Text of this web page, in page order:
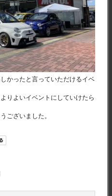
かったと言っていただけるイベ
りよいイベントにしていけたら
ございました。